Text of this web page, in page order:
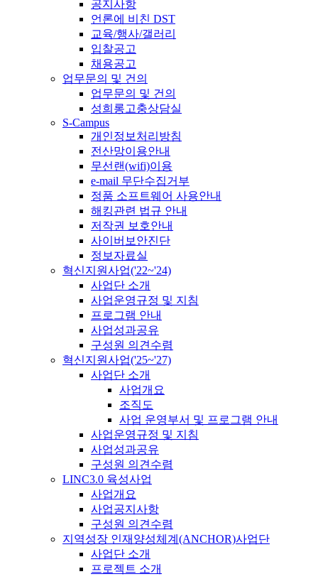
공지사항
언론에 비친 DST
교육/행사/갤러리
입찰공고
채용공고
업무문의 및 건의
업무문의 및 건의
성희롱고충상담실
S-Campus
개인정보처리방침
전산망이용안내
무선랜(wifi)이용
e-mail 무단수집거부
정품 소프트웨어 사용안내
해킹관련 법규 안내
저작권 보호안내
사이버보안진단
정보자료실
혁신지원사업('22~'24)
사업단 소개
사업운영규정 및 지침
프로그램 안내
사업성과공유
구성원 의견수렴
혁신지원사업('25~'27)
사업단 소개
사업개요
조직도
사업 운영부서 및 프로그램 안내
사업운영규정 및 지침
사업성과공유
구성원 의견수렴
LINC3.0 육성사업
사업개요
사업공지사항
구성원 의견수렴
지역성장 인재양성체계(ANCHOR)사업단
사업단 소개
프로젝트 소개